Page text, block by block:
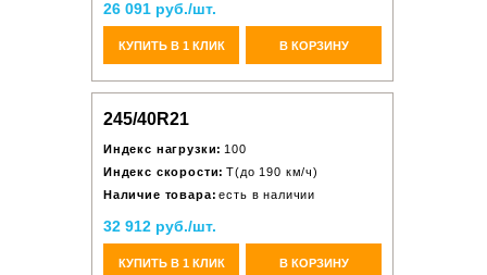
26 091 руб./шт.
КУПИТЬ В 1 КЛИК В КОРЗИНУ
245/40R21
Индекс нагрузки: 100
Индекс скорости: T(до 190 км/ч)
Наличие товара: есть в наличии
32 912 руб./шт.
КУПИТЬ В 1 КЛИК В КОРЗИНУ